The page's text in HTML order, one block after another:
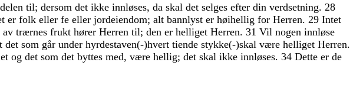
til; dersom det ikke innløses, da skal det selges efter din verdsetning. 28
er folk eller fe eller jordeiendom; alt bannlyst er høihellig for Herren. 29 Intet
av trærnes frukt hører Herren til; den er helliget Herren. 31 Vil nogen innløse
det som går under hyrdestaven(-)hvert tiende stykke(-)skal være helliget Herren.
og det som det byttes med, være hellig; det skal ikke innløses. 34 Dette er de